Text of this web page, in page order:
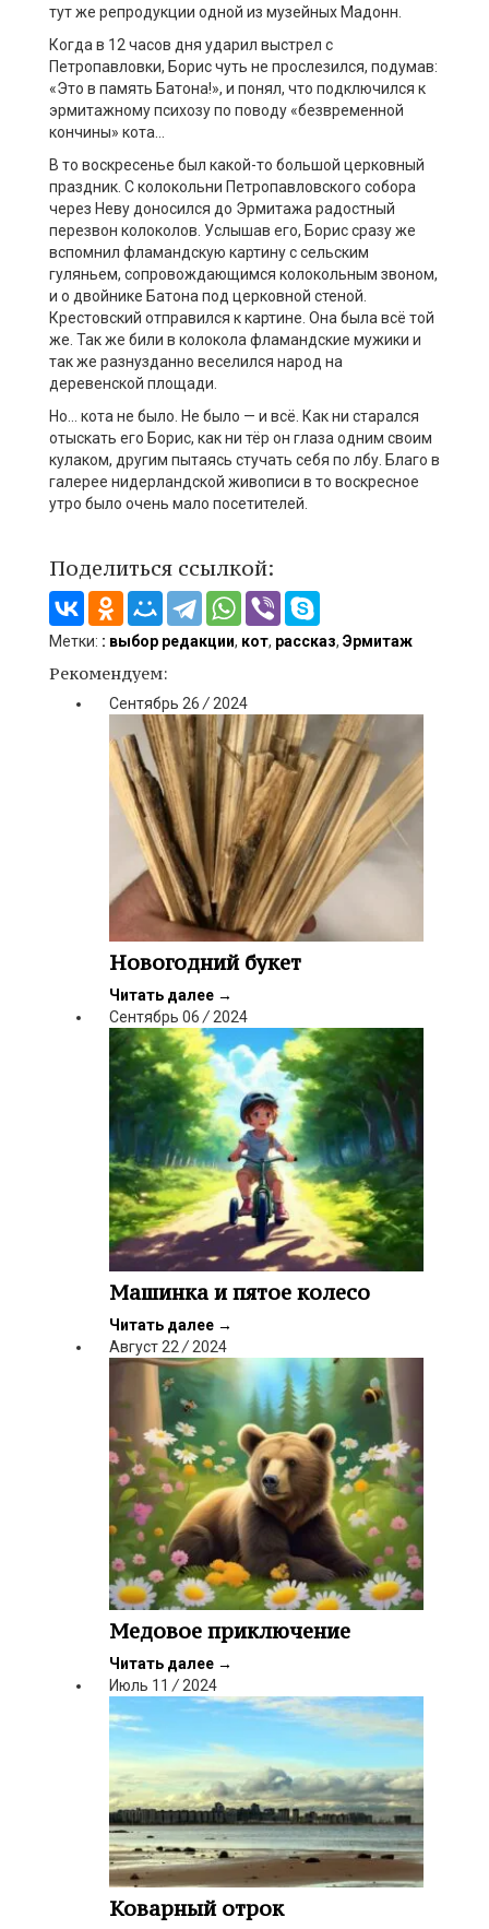
тут же репродукции одной из музейных Мадонн.
Когда в 12 часов дня ударил выстрел с
Петропавловки, Борис чуть не прослезился, подумав:
«Это в память Батона!», и понял, что подключился к
эрмитажному психозу по поводу «безвременной
кончины» кота…
В то воскресенье был какой-то большой церковный
праздник. С колокольни Петропавловского собора
через Неву доносился до Эрмитажа радостный
перезвон колоколов. Услышав его, Борис сразу же
вспомнил фламандскую картину с сельским
гуляньем, сопровождающимся колокольным звоном,
и о двойнике Батона под церковной стеной.
Крестовский отправился к картине. Она была всё той
же. Так же били в колокола фламандские мужики и
так же разнузданно веселился народ на
деревенской площади.
Но… кота не было. Не было — и всё. Как ни старался
отыскать его Борис, как ни тёр он глаза одним своим
кулаком, другим пытаясь стучать себя по лбу. Благо в
галерее нидерландской живописи в то воскресное
утро было очень мало посетителей.
Поделиться ссылкой:
Метки: : выбор редакции, кот, рассказ, Эрмитаж
Рекомендуем:
Сентябрь 26 / 2024
Новогодний букет
Читать далее →
Сентябрь 06 / 2024
Машинка и пятое колесо
Читать далее →
Август 22 / 2024
Медовое приключение
Читать далее →
Июль 11/2024
Коварный отрок